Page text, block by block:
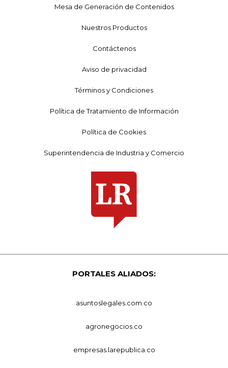
Mesa de Generación de Contenidos
Nuestros Productos
Contáctenos
Aviso de privacidad
Términos y Condiciones
Política de Tratamiento de Información
Política de Cookies
Superintendencia de Industria y Comercio
PORTALES ALIADOS:
asuntoslegales.com.co
agronegocios.co
empresas.larepublica.co